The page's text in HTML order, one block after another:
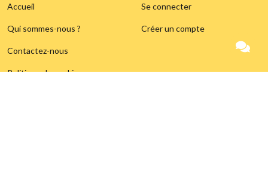
Accueil
Qui sommes-nous ?
Contactez-nous
Politique de cookies
Se connecter
Créer un compte